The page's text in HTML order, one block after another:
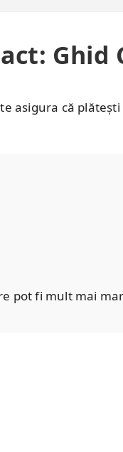
Ghid
asigura că
pot fi mult mai